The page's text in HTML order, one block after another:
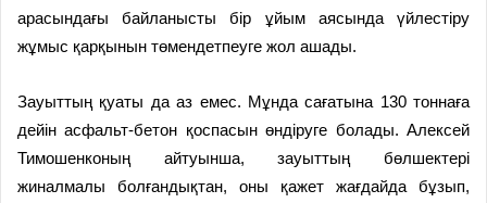
арасындағы байланысты бір ұйым аясында үйлестіру
жұмыс қарқынын төмендетпеуге жол ашады.
Зауыттың қуаты да аз емес. Мұнда сағатына 130 тоннаға
дейін асфальт-бетон қоспасын өндіруге болады. Алексей
Тимошенконың айтуынша, зауыттың бөлшектері
жиналмалы болғандықтан, оны қажет жағдайда бұзып,